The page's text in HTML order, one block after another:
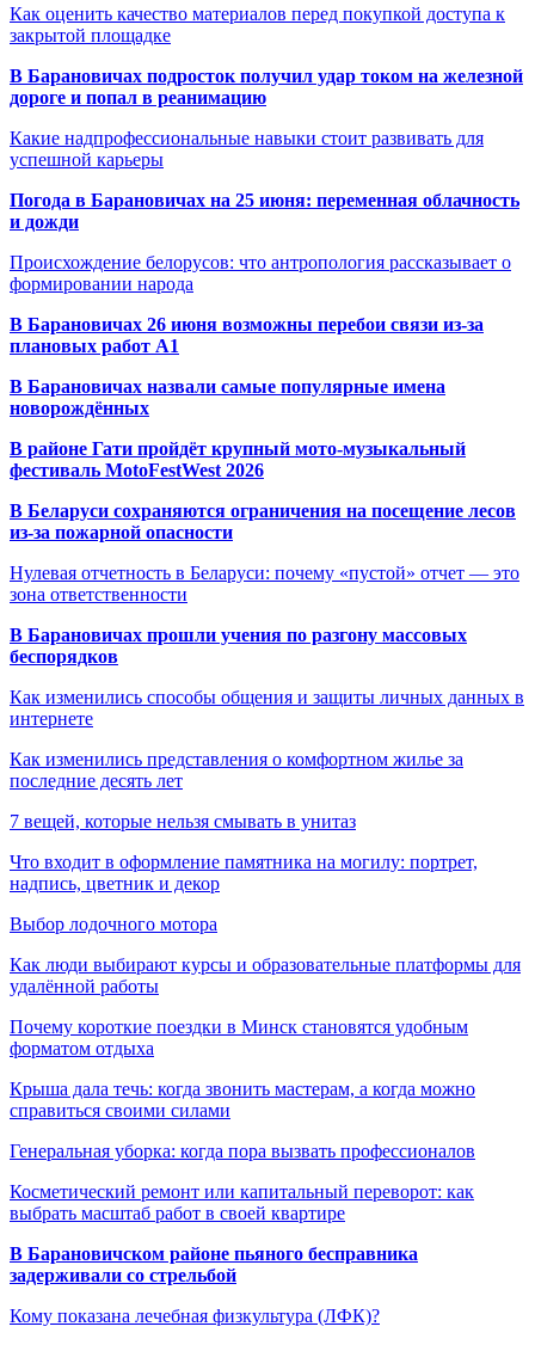
Как оценить качество материалов перед покупкой доступа к
закрытой площадке
В Барановичах подросток получил удар током на железной
дороге и попал в реанимацию
Какие надпрофессиональные навыки стоит развивать для
успешной карьеры
Погода в Барановичах на 25 июня: переменная облачность
и дожди
Происхождение белорусов: что антропология рассказывает о
формировании народа
В Барановичах 26 июня возможны перебои связи из-за
плановых работ A1
В Барановичах назвали самые популярные имена
новорождённых
В районе Гати пройдёт крупный мото-музыкальный
фестиваль MotoFestWest 2026
В Беларуси сохраняются ограничения на посещение лесов
из-за пожарной опасности
Нулевая отчетность в Беларуси: почему «пустой» отчет — это
зона ответственности
В Барановичах прошли учения по разгону массовых
беспорядков
Как изменились способы общения и защиты личных данных в
интернете
Как изменились представления о комфортном жилье за
последние десять лет
7 вещей, которые нельзя смывать в унитаз
Что входит в оформление памятника на могилу: портрет,
надпись, цветник и декор
Выбор лодочного мотора
Как люди выбирают курсы и образовательные платформы для
удалённой работы
Почему короткие поездки в Минск становятся удобным
форматом отдыха
Крыша дала течь: когда звонить мастерам, а когда можно
справиться своими силами
Генеральная уборка: когда пора вызвать профессионалов
Косметический ремонт или капитальный переворот: как
выбрать масштаб работ в своей квартире
В Барановичском районе пьяного бесправника
задерживали со стрельбой
Кому показана лечебная физкультура (ЛФК)?